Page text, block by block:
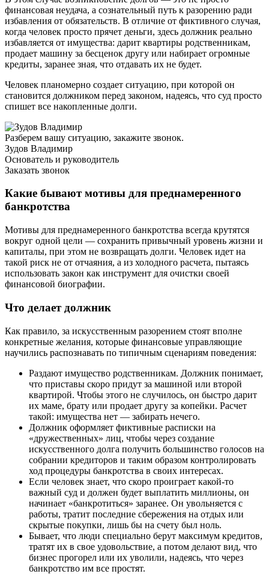
финансовая неудача, а сознательный путь к разорению ради
избавления от обязательств. В отличие от фиктивного случая,
когда человек просто прячет деньги, здесь должник реально
избавляется от имущества: дарит квартиры родственникам,
продает машину за бесценок другу или набирает огромные
кредиты, заранее зная, что отдавать их не будет.
Человек планомерно создает ситуацию, при которой он
становится должником перед законом, надеясь, что суд просто
спишет все накопленные долги.
Разберем вашу ситуацию, закажите звонок.
Зудов Владимир
Основатель и руководитель
Заказать звонок
Какие бывают мотивы для преднамеренного
банкротства
Мотивы для преднамеренного банкротства всегда крутятся
вокруг одной цели — сохранить привычный уровень жизни и
капиталы, при этом не возвращать долги. Человек идет на
такой риск не от отчаяния, а из холодного расчета, пытаясь
использовать закон как инструмент для очистки своей
финансовой биографии.
Что делает должник
Как правило, за искусственным разорением стоят вполне
конкретные желания, которые финансовые управляющие
научились распознавать по типичным сценариям поведения:
Раздают имущество родственникам. Должник понимает,
что приставы скоро придут за машиной или второй
квартирой. Чтобы этого не случилось, он быстро дарит
их маме, брату или продает другу за копейки. Расчет
такой: имущества нет — забирать нечего.
Должник оформляет фиктивные расписки на
«дружественных» лиц, чтобы через создание
искусственного долга получить большинство голосов на
собрании кредиторов и таким образом контролировать
ход процедуры банкротства в своих интересах.
Если человек знает, что скоро проиграет какой-то
важный суд и должен будет выплатить миллионы, он
начинает «банкротиться» заранее. Он увольняется с
работы, тратит последние сбережения на отдых или
скрытые покупки, лишь бы на счету был ноль.
Бывает, что люди специально берут максимум кредитов,
тратят их в свое удовольствие, а потом делают вид, что
бизнес прогорел или их уволили, надеясь, что через
банкротство им все простят.